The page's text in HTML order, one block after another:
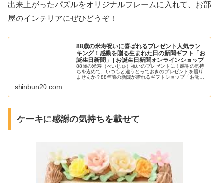
出来上がったパズルをオリジナルフレームに入れて、お部
屋のインテリアにぜひどうぞ！
88歳の米寿祝いに喜ばれるプレゼント人気ラン
キング！感動を贈る生まれた日の新聞ギフト「お
誕生日新聞」 | お誕生日新聞オンラインショップ
88歳の米寿（べいじゅ）祝いのプレゼントに！感謝の気持
ちを込めて、いつもと違うとっておきのプレゼントを贈り
ませんか？88年前の新聞が贈れるギフトショップ「お誕生
shinbun20.com
ケーキに感謝の気持ちを載せて